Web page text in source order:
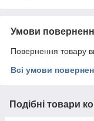
Умови
Повернення товару
Всі умови
Подібні товари